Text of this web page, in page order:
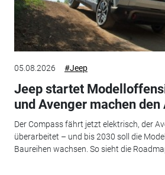
05.08.2026 #Jeep
Jeep startet
und Avenger machen den
Der Compass fährt jetzt elektrisch, der
überarbeitet – und bis 2030 soll die
Baureihen wachsen. So sieht die